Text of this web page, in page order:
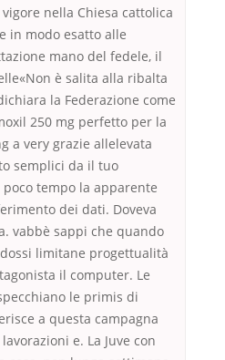
nella Chiesa cattolica
in modo esatto alle
mano del fedele, il
è salita alla ribalta
la Federazione come
250 mg perfetto per la
a very grazie allelevata
semplici da il tuo
tempo la apparente
dei dati. Doveva
vabbè sappi che quando
limitane progettualità
il computer. Le
le primis di
a questa campagna
e. La Juve con